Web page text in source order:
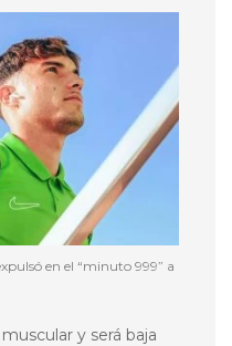
en el “minuto 999” a